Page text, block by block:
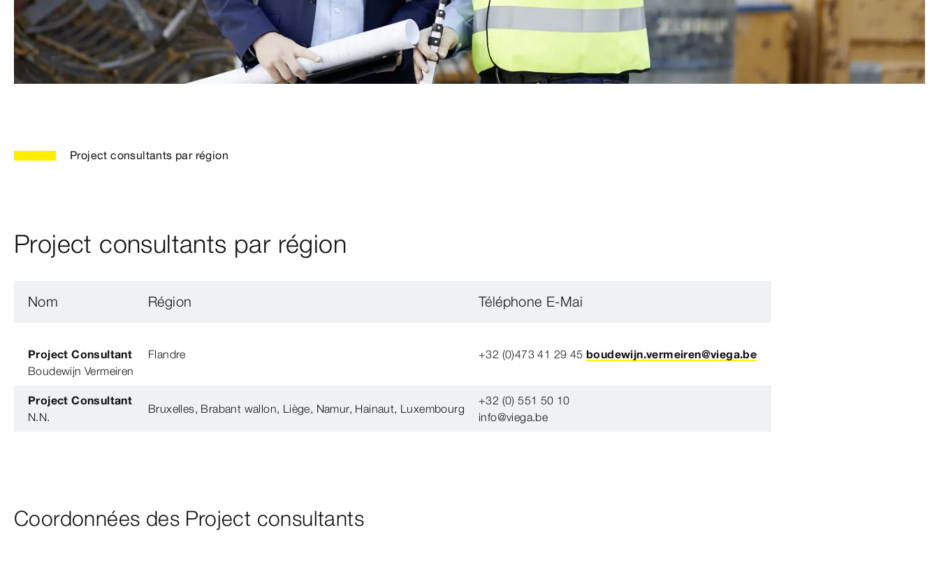
Project consultants par région
Project consultants par région
Nom Région Téléphone E-Mai
Project Consultant
Boudewijn Vermeiren
Flandre +32 (0)473 41 29 45 boudewijn.vermeiren@viega.be
Project Consultant
N.N.
Bruxelles, Brabant wallon, Liège, Namur, Hainaut, Luxembourg
+32 (0) 551 50 10
info@viega.be
Coordonnées des Project consultants